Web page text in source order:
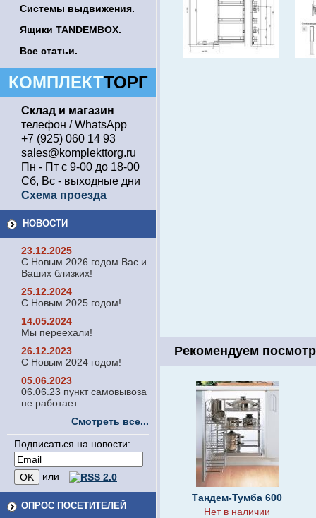
Системы выдвижения.
Ящики TANDEMBOX.
Все статьи.
КОМПЛЕКТТОРГ
Склад и магазин
телефон / WhatsApp
+7 (925) 060 14 93
sales@komplekttorg.ru
Пн - Пт с 9-00 до 18-00
Сб, Вс - выходные дни
Схема проезда
НОВОСТИ
23.12.2025
С Новым 2026 годом Вас и
Ваших близких!
25.12.2024
С Новым 2025 годом!
14.05.2024
Мы переехали!
26.12.2023
С Новым 2024 годом!
05.06.2023
06.06.23 пункт самовывоза
не работает
Смотреть все...
Подписаться на новости:
или
ОПРОС ПОСЕТИТЕЛЕЙ
Рекомендуем
Тандем-Тумба 600
Нет в наличии